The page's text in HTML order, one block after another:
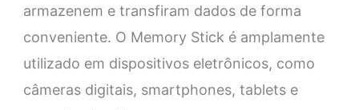
armazenem e transfiram dados de forma
conveniente. O Memory Stick é amplamente
utilizado em dispositivos eletrônicos, como
câmeras digitais, smartphones, tablets e